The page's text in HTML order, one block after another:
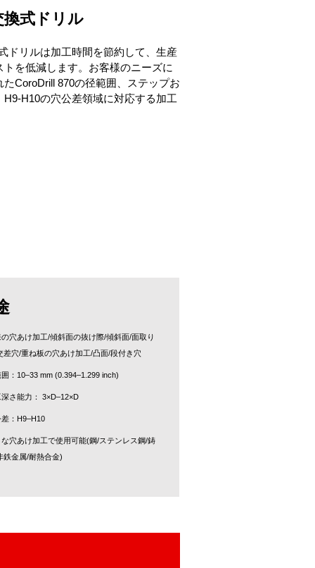
式ドリル
ドリルは加工時間を節約して、生産
を低減します。お客様のニーズに
CoroDrill 870の径範囲、ステップお
H10の穴公差領域に対応する加工
穴あけ加工/傾斜面の抜け際/傾斜面/面取り
差穴/重ね板の穴あけ加工/凸面/段付き穴
：10–33 mm (0.394–1.299 inch)
さ能力： 3×D–12×D
：H9–H10
穴あけ加工で使用可能(鋼/ステンレス鋼/鋳
鉄金属/耐熱合金)